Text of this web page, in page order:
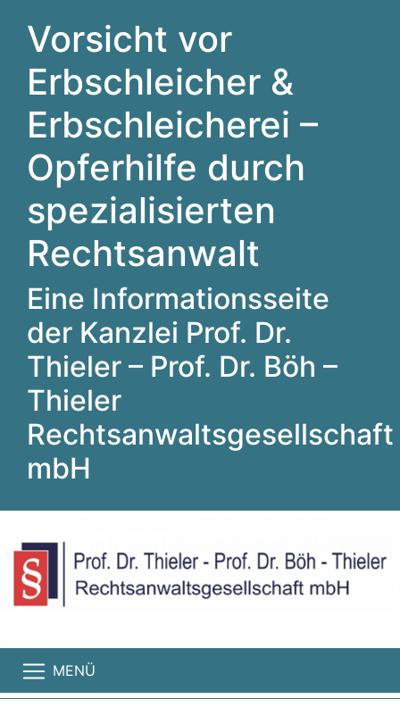
Vorsicht vor
Erbschleicher &
Erbschleicherei –
Opferhilfe durch
spezialisierten
Rechtsanwalt
Eine Informationsseite
der Kanzlei Prof. Dr.
Thieler – Prof. Dr. Böh –
Thieler
Rechtsanwaltsgesellschaft
mbH
MENÜ